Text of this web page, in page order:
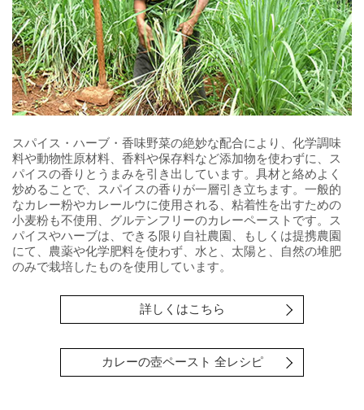
スパイス・ハーブ・香味野菜の絶妙な配合により、化学調味
料や動物性原材料、香料や保存料など添加物を使わずに、ス
パイスの香りとうまみを引き出しています。具材と絡めよく
炒めることで、スパイスの香りが一層引き立ちます。一般的
なカレー粉やカレールウに使用される、粘着性を出すための
小麦粉も不使用、グルテンフリーのカレーペーストです。ス
パイスやハーブは、できる限り自社農園、もしくは提携農園
にて、農薬や化学肥料を使わず、水と、太陽と、自然の堆肥
のみで栽培したものを使用しています。
詳しくはこちら
カレーの壺ペースト 全レシピ